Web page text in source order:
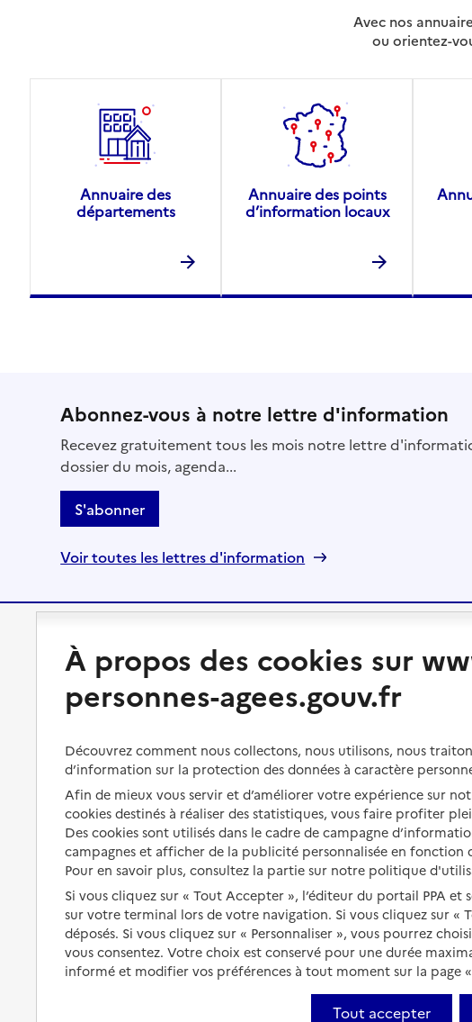
Avec nos
ou orientez-
Annuaire des
départements
Annuaire des points
d’information locaux
Abonnez-vous à notre lettre d'information
Recevez gratuitement tous les mois notre lettre
dossier du mois, agenda...
S'abonner
Voir toutes les lettres d'information
Perte d'autonomie : évaluation
et droits
Aménager son logement et
s'équiper
Préserver son autonomie et sa
santé
Organiser à l'avance sa propre
protection
Les mesures de protection
Les obligations de la famille
À qui s’adresser ?
Bénéficier d'aide à domicile
Aides financières
Solutions d'accueil temporaire
Partager son logement
Vivre à domicile avec une
maladie ou un handicap
Être hospitalisé
Fin de vie à domicile
services
Vivre
Vivre
Autres
À propos des cookies sur
personnes-agees.gouv.fr
Découvrez comment nous collectons, nous utilisons, nous
d’information sur la protection des données à caractère
Afin de mieux vous servir et d’améliorer votre expérience sur
cookies destinés à réaliser des statistiques, vous faire profiter
Des cookies sont utilisés dans le cadre de campagne
campagnes et afficher de la publicité personnalisée en
Pour en savoir plus, consultez la partie sur notre politique
Si vous cliquez sur « Tout Accepter », l’éditeur du portail PPA et
sur votre terminal lors de votre navigation. Si vous cliquez sur «
déposés. Si vous cliquez sur « Personnaliser », vous pourrez
vous consentez. Votre choix est conservé pour une durée
informé et modifier vos préférences à tout moment sur la page «
Tout accepter